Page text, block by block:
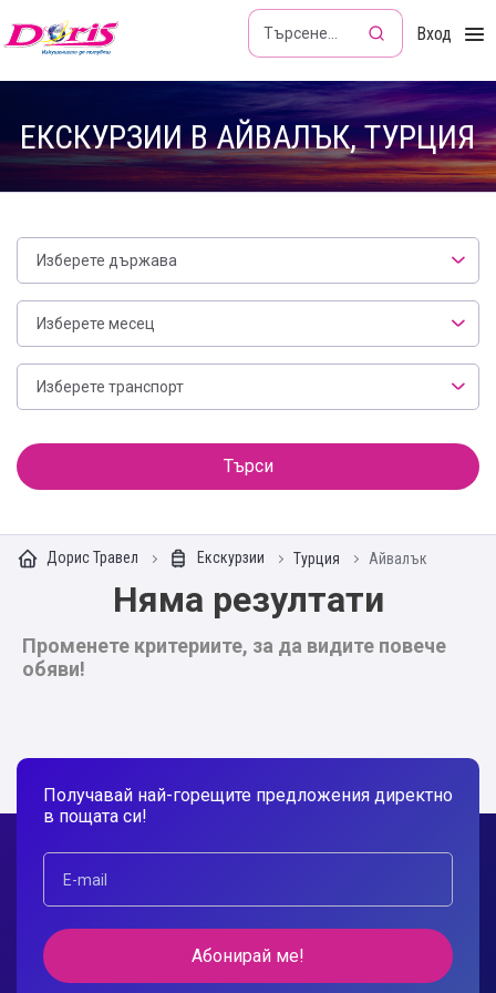
Doris - Изкушението да пътуваш Вход
ЕКСКУРЗИИ В АЙВАЛЪК, ТУРЦИЯ
Изберете държава
Месец
Изберете месец
Транспорт
Изберете транспорт
Търси
Дорис Травел Екскурзии Турция Айвалък
Няма резултати
Променете критериите, за да видите повече
обяви!
Получавай най-горещите предложения директно
в пощата си!
Абонирай ме!